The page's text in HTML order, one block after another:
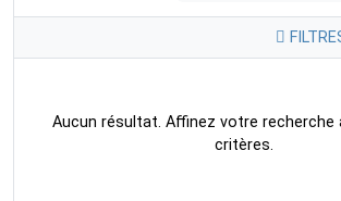
Aucun résultat. Affinez votre recherche
critères.